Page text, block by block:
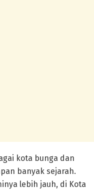
kota bunga dan
banyak sejarah.
lebih jauh, di Kota